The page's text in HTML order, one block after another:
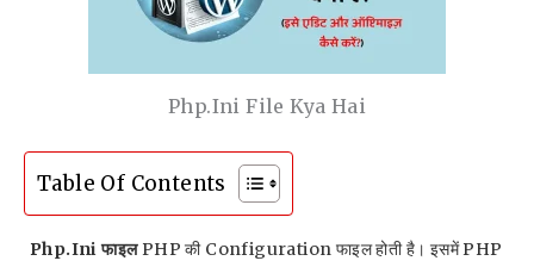
Php.ini File Kya Hai
Table Of Contents
Php.ini फाइलPHP की Configuration फाइल होती है। इसमें PHP